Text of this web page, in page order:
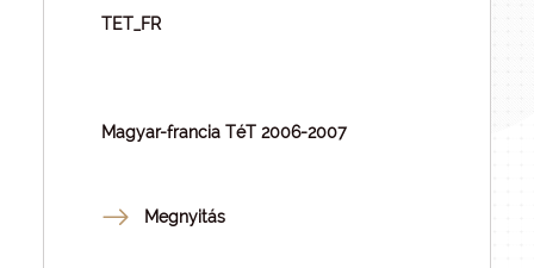
TET_FR
Magyar-francia TéT 2006-2007
Megnyitás